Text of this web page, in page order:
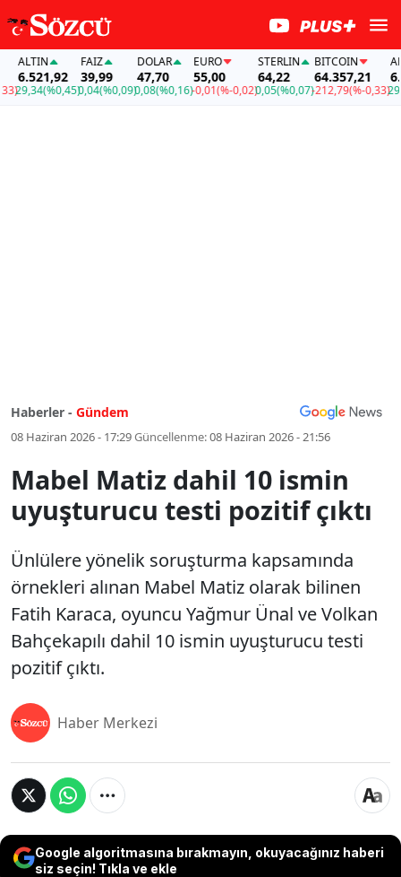
ALTIN
6.521,92
29,34(%0,45)
FAİZ
39,99
0,04(%0,09)
DOLAR
47,70
0,08(%0,16)
EURO
55,00
-0,01(%-0,02)
STERLIN
64,22
0,05(%0,07)
BITCOIN
64.357,21
-212,79(%-0,33)
Haberler - Gündem
08 Haziran 2026 - 17:29Güncellenme:08 Haziran 2026 - 21:56
Mabel Matiz dahil 10 ismin
uyuşturucu testi pozitif çıktı
Ünlülere yönelik soruşturma kapsamında
örnekleri alınan Mabel Matiz olarak bilinen
Fatih Karaca, oyuncu Yağmur Ünal ve Volkan
Bahçekapılı dahil 10 ismin uyuşturucu testi
pozitif çıktı.
Haber Merkezi
Google algoritmasına bırakmayın, okuyacağınız haberi
siz seçin! Tıkla ve ekle